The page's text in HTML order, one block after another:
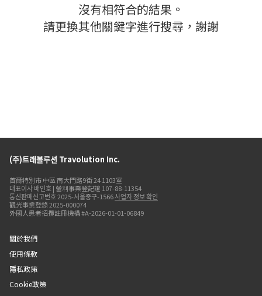
沒有相符合的結果。
請更換其他關鍵字進行搜尋，謝謝
(주)트래볼루션 Travolution Inc.
首爾特別市 中區 南大門路9街 24 1103室
대표이사 배인호 | 營利事業登記證 107-88-11354
통신판매신고번호 2025-서울중구-1566사업자 정보 확인
觀光事業登錄 2025-000074
外國人患者招攬註冊機構 #A-2026-01-01-06849
關於我們
使用條款
隱私政策
Cookie政策